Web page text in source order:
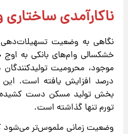
ناکارآمدی ساختاری
نگاهی به وضعیت
خشکسالی وام‌های بانکی به
درصد افزایش یافته است.
بخش تولید مسکن دست کشیده و
تورم تنها گذاشته است.